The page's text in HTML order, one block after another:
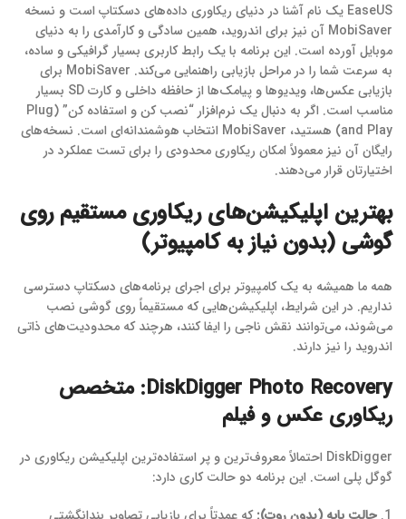
EaseUS یک نام آشنا در دنیای ریکاوری داده‌های دسکتاپ است و نسخه
MobiSaver آن نیز برای اندروید، همین سادگی و کارآمدی را به دنیای
موبایل آورده است. این برنامه با یک رابط کاربری بسیار گرافیکی و ساده،
به سرعت شما را در مراحل بازیابی راهنمایی می‌کند. MobiSaver برای
بازیابی عکس‌ها، ویدیوها و پیامک‌ها از حافظه داخلی و کارت SD بسیار
مناسب است. اگر به دنبال یک نرم‌افزار “نصب کن و استفاده کن” (Plug
and Play) هستید، MobiSaver انتخاب هوشمندانه‌ای است. نسخه‌های
رایگان آن نیز معمولاً امکان ریکاوری محدودی را برای تست عملکرد در
اختیارتان قرار می‌دهند.
بهترین اپلیکیشن‌های ریکاوری مستقیم روی
گوشی (بدون نیاز به کامپیوتر)
همه ما همیشه به یک کامپیوتر برای اجرای برنامه‌های دسکتاپ دسترسی
نداریم. در این شرایط، اپلیکیشن‌هایی که مستقیماً روی گوشی نصب
می‌شوند، می‌توانند نقش ناجی را ایفا کنند، هرچند که محدودیت‌های ذاتی
اندروید را نیز دارند.
DiskDigger Photo Recovery: متخصص
ریکاوری عکس و فیلم
DiskDigger احتمالاً معروف‌ترین و پر استفاده‌ترین اپلیکیشن ریکاوری در
گوگل پلی است. این برنامه دو حالت کاری دارد: